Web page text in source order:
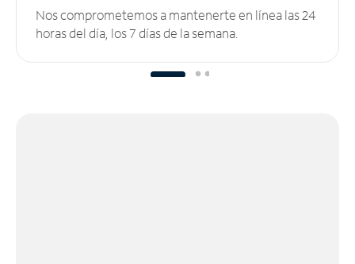
Nos comprometemos a mantenerte en línea las 24
horas del día, los 7 días de la semana.